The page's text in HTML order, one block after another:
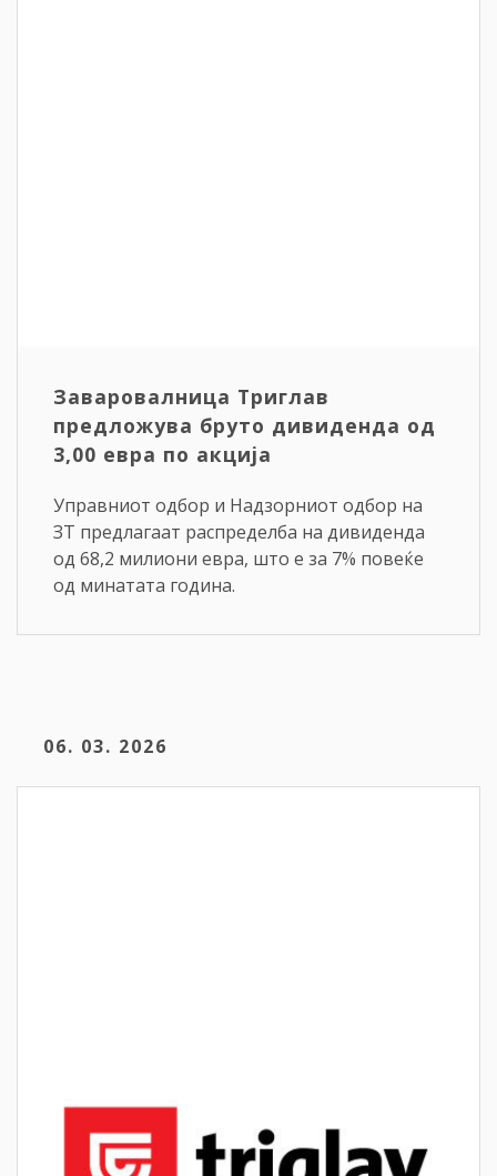
Заваровалница Триглав
предложува бруто дивиденда од
3,00 евра по акција
Управниот одбор и Надзорниот одбор на
ЗТ предлагаат распределба на дивиденда
од 68,2 милиони евра, што е за 7% повеќе
од минатата година.
06. 03. 2026